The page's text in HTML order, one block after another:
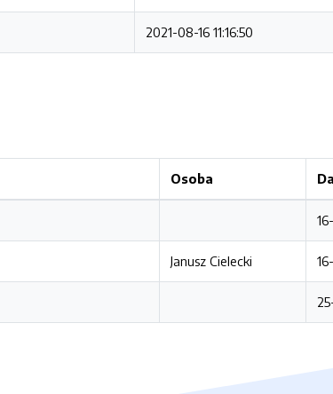
2021-08-16 11:16:50
Osoba
Janusz Cielecki